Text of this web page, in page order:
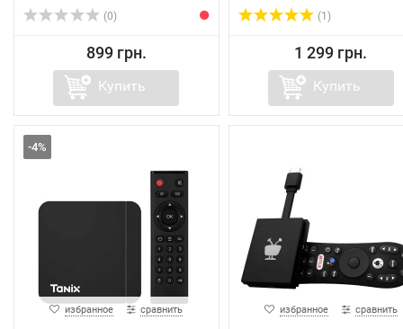
(0)
899 грн.
Купить
(1)
1 299 грн.
Купить
-4%
избранное сравнить избранное сравнить